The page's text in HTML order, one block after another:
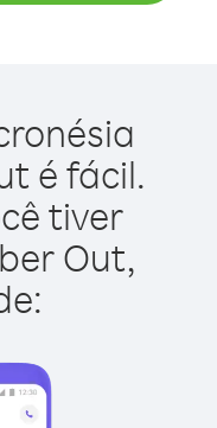
é fácil.
tiver
Out,